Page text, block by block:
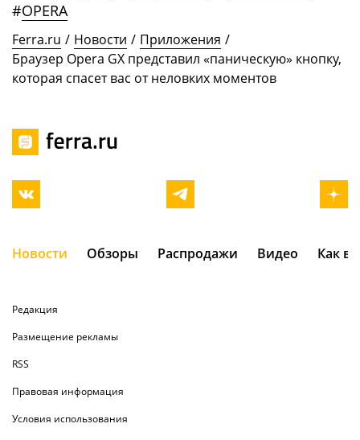
#OPERA
Ferra.ru / Новости / Приложения /
Браузер Opera GX представил «паническую» кнопку,
которая спасет вас от неловких моментов
Новости Обзоры Распродажи Видео Как
Редакция
Размещение рекламы
RSS
Правовая информация
Условия использования